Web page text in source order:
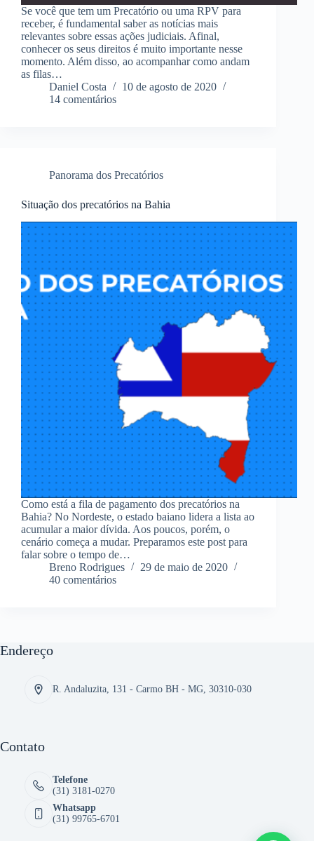
Se você que tem um Precatório ou uma RPV para
receber, é fundamental saber as notícias mais
relevantes sobre essas ações judiciais. Afinal,
conhecer os seus direitos é muito importante nesse
momento. Além disso, ao acompanhar como andam
as filas…
Daniel Costa
10 de agosto de 2020
14 comentários
Panorama dos Precatórios
Situação dos precatórios na Bahia
Como está a fila de pagamento dos precatórios na
Bahia? No Nordeste, o estado baiano lidera a lista ao
acumular a maior dívida. Aos poucos, porém, o
cenário começa a mudar. Preparamos este post para
falar sobre o tempo de…
Breno Rodrigues
29 de maio de 2020
40 comentários
Endereço
R. Andaluzita, 131 - Carmo BH - MG, 30310-030
Contato
Telefone
(31) 3181-0270
Whatsapp
(31) 99765-6701